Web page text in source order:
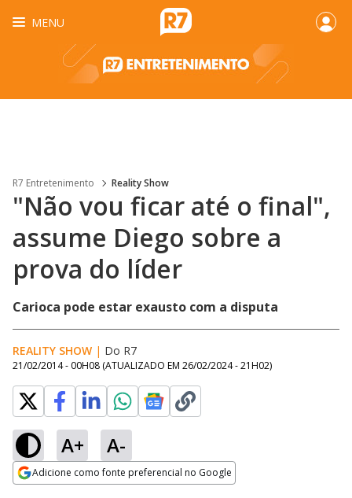
MENU
R7 Entretenimento Reality Show
"Não vou ficar até o final",
assume Diego sobre a
prova do líder
Carioca pode estar exausto com a disputa
REALITY SHOW | Do R7
21/02/2014 - 00H08 (ATUALIZADO EM 26/02/2024 - 21H02)
A+ A-
Adicione como fonte preferencial no Google